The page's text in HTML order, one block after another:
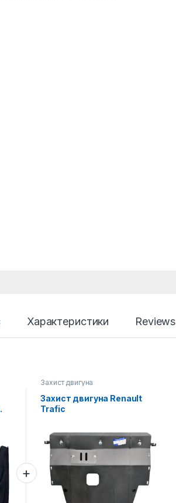
Характеристики Reviews
Захист двигуна
Захист двигуна Renault
Trafic